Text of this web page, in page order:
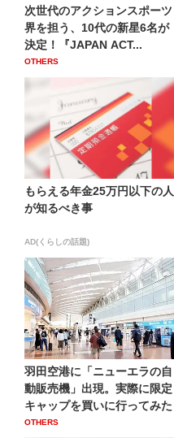
次世代のアクションスポーツ
界を担う、10代の新星6名が
決定！『JAPAN ACT...
OTHERS
もらえる年金25万円以下の人
が知るべき事
AD(くらしの話題)
羽田空港に「ニューエラの自
動販売機」出現。実際に限定
キャップを買いに行ってみた
OTHERS